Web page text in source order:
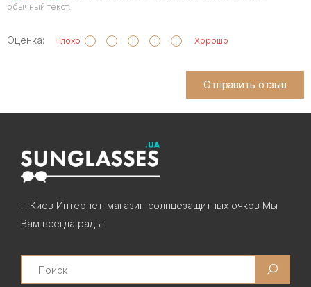
обычный текст.
Оценка: Плохо Хорошо
Отправить отзыв
г. Киев Интернет-магазин солнцезащитных очков Мы
Вам всегда рады!
Search